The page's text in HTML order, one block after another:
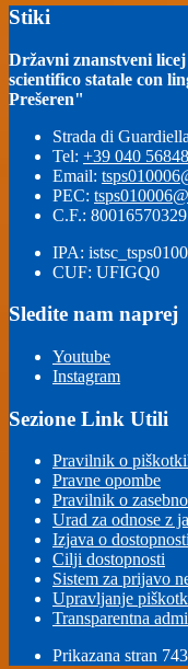
Stiki
Državni znanstveni
scientifico statale con
Prešeren"
Strada di
Tel: +39 040
Email:
PEC:
C.F.: 80016570329
IPA:
CUF: UFIGQ0
Sledite nam naprej
Youtube
Instagram
Sezione Link Utili
Pravilnik o
Pravne opombe
Pravilnik o
Urad za odnose z
Izjava o
Cilji dostopnosti
Sistem za prijavo
Upravljanje
Transparentna
Prikazana stran 743